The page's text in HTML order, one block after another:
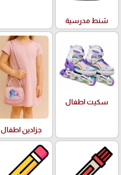
شنط مدرسية
سكيت اطفال
جزادين اطفال